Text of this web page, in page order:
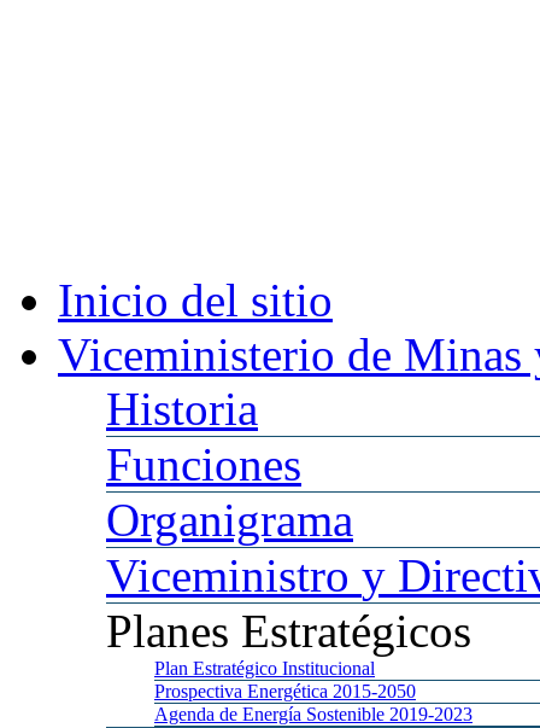
Inicio del sitio
Viceministerio de Minas
Historia
Funciones
Organigrama
Viceministro y
Planes Estratégicos
Plan Estratégico Institucional
Prospectiva Energética 2015-2050
Agenda de Energía Sostenible 2019-2023